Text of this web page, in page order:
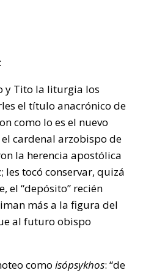
y Tito la liturgia los
el título anacrónico de
como lo es el nuevo
cardenal arzobispo de
la herencia apostólica
tocó conservar, quizá
el “depósito” recién
más a la figura del
al futuro obispo
comoisópsykhos: “de